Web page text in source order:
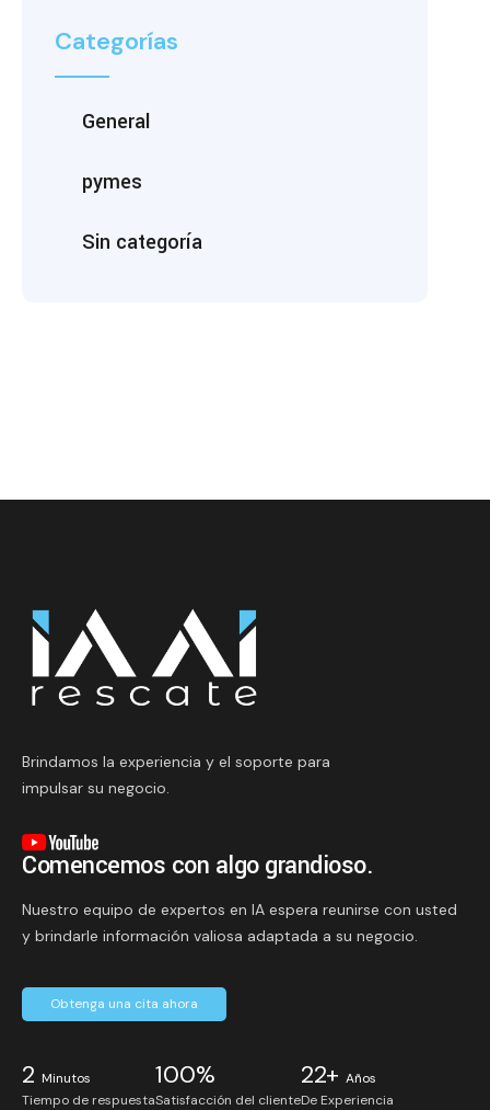
Categorías
General
pymes
Sin categoría
Brindamos la experiencia y el soporte para
impulsar su negocio.
Comencemos con algo grandioso.
Nuestro equipo de expertos en IA espera reunirse con usted
y brindarle información valiosa adaptada a su negocio.
Obtenga una cita ahora
2 Minutos
Tiempo de respuesta
100%
Satisfacción del cliente
22+ Años
De Experiencia